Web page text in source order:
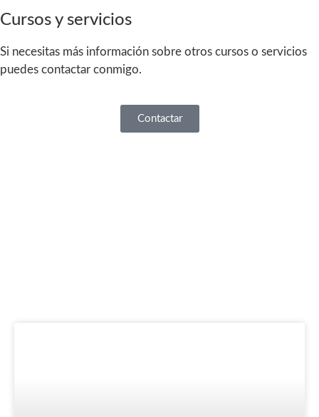
Cursos y servicios
Si necesitas más información sobre otros cursos o servicios
puedes contactar conmigo.
Contactar